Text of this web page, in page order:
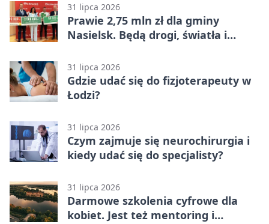
31 lipca 2026
Prawie 2,75 mln zł dla gminy
Nasielsk. Będą drogi, światła i
31 lipca 2026
Gdzie udać się do fizjoterapeuty w
Łodzi?
31 lipca 2026
Czym zajmuje się neurochirurgia i
kiedy udać się do specjalisty?
31 lipca 2026
Darmowe szkolenia cyfrowe dla
kobiet. Jest też mentoring i